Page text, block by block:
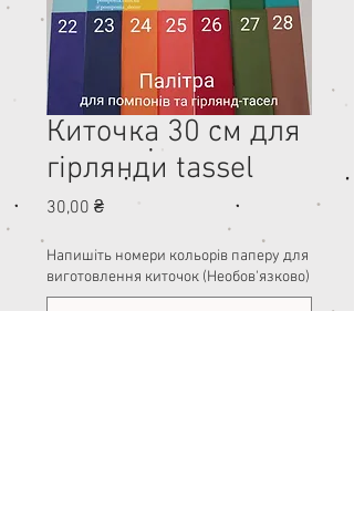
Киточка 30 см для
гірлянди tassel
30,00 ₴Ціна
Напишіть номери кольорів паперу для
виготовлення киточок (Необов'язково)